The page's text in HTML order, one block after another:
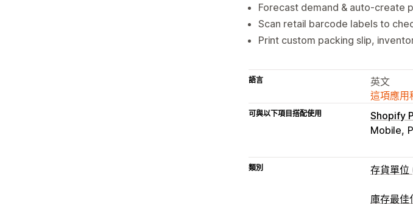
Forecast demand & auto-create
Scan retail barcode labels to
Print custom packing slip,
語言
英文
這項應用
可與以下項目搭配使用 Shopify
Mobile
類別 存貨單位
條碼管理
庫存最佳